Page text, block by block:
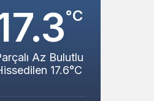
°C
Az Bulutlu
17.6°C